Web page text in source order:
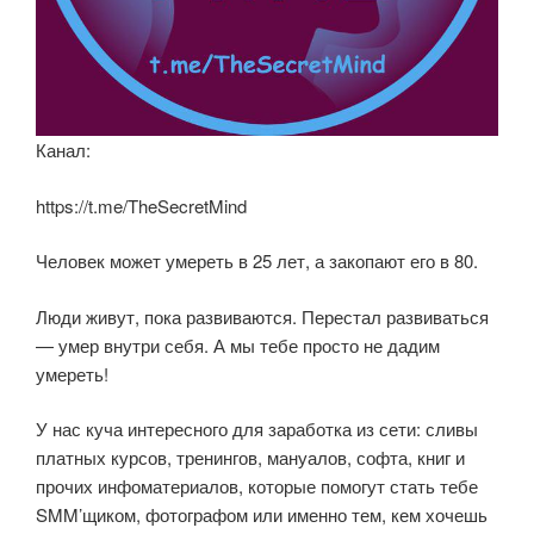
Канал:
https://t.me/TheSecretMind
Человек может умереть в 25 лет, а закопают его в 80.
Люди живут, пока развиваются. Перестал развиваться
— умер внутри себя. А мы тебе просто не дадим
умереть!
У нас куча интересного для заработка из сети: сливы
платных курсов, тренингов, мануалов, софта, книг и
прочих инфоматериалов, которые помогут стать тебе
SMM’щиком, фотографом или именно тем, кем хочешь